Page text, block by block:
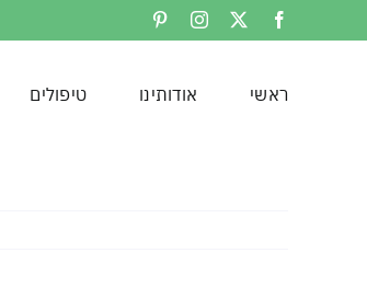
לתוכן
Facebook
X
Instagram
ראשי אודותינו טיפולים